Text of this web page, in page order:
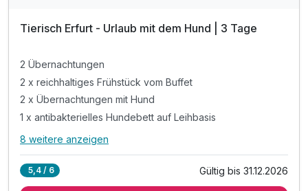
Tierisch Erfurt - Urlaub mit dem Hund | 3 Tage
2 Übernachtungen
2 x reichhaltiges Frühstück vom Buffet
2 x Übernachtungen mit Hund
1 x antibakterielles Hundebett auf Leihbasis
Alle Inklusivleistungen
8 weitere anzeigen
5,4 / 6 Gültig bis 31.12.2026